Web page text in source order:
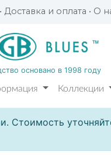
• Доставка и оплата • О
основано в 1998 году
Коллекции
Стоимость